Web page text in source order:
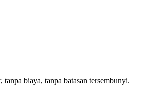
biaya, tanpa batasan tersembunyi.